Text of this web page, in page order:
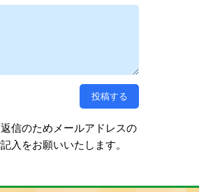
信のためメールアドレスの
入をお願いいたします。